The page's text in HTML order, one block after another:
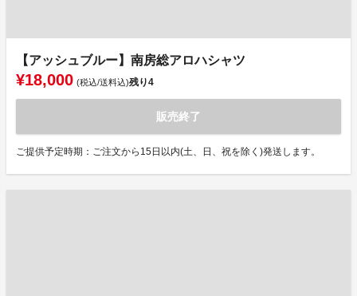
【アッシュブルー】南房総アロハシャツ
¥18,000 (税込/送料込)残り4
販売終了
ご提供予定時期：ご注文から15日以内(土、日、祝を除く)発送します。